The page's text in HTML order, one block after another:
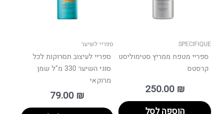
SPECIFIQUE
ספריי מטפח ממריץ סטימוליסט
קרסטס
250.00 ₪
הוספה לסל
ספריי לשיער
ספריי לעיצוב תסרוקות לכל
סוגי השיער 330 מ"ל שמן
מרוקאי
79.00 ₪